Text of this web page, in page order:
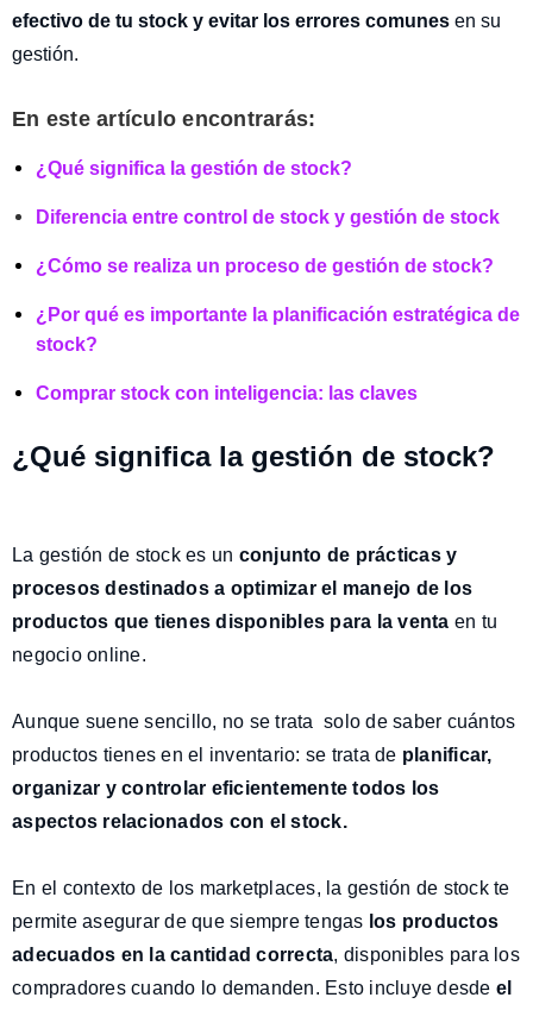
efectivo de tu stock y evitar los errores comunes en su
gestión.
En este artículo encontrarás:
¿Qué significa la gestión de stock?
Diferencia entre control de stock y gestión de stock
¿Cómo se realiza un proceso de gestión de stock?
¿Por qué es importante la planificación estratégica de
stock?
Comprar stock con inteligencia: las claves
¿Qué significa la gestión de stock?
La gestión de stock es un conjunto de prácticas y
procesos destinados a optimizar el manejo de los
productos que tienes disponibles para la venta en tu
negocio online.
Aunque suene sencillo, no se trata solo de saber cuántos
productos tienes en el inventario: se trata de planificar,
organizar y controlar eficientemente todos los
aspectos relacionados con el stock.
En el contexto de los marketplaces, la gestión de stock te
permite asegurar de que siempre tengas los productos
adecuados en la cantidad correcta, disponibles para los
compradores cuando lo demanden. Esto incluye desde el